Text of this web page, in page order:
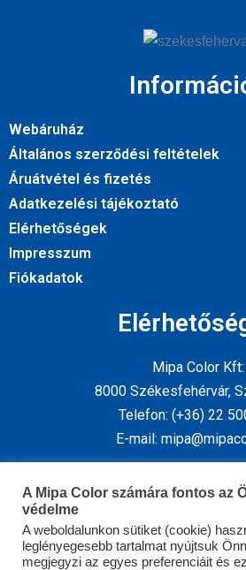
Webáruház
Általános szerződési feltételek
Áruátvétel és fizetés
Adatkezelési tájékoztató
Elérhetőségek
Impresszum
Fiókadatok
Mipa Color Kft:
8000 Székesfehérvár,
Telefon: (+36) 22
E-mail:
Kövess
A Mipa Color számára fontos az
védelme
A weboldalunkon sütiket (cookie)
leglényegesebb tartalmat nyújtsuk
megjegyzi az egyes preferenciáit és